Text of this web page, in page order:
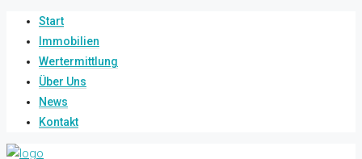
Start
Immobilien
Wertermittlung
Über Uns
News
Kontakt